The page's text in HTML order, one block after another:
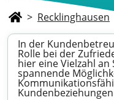
> Recklinghausen
In der
Rolle bei der
hier eine Vielzahl an
spannende